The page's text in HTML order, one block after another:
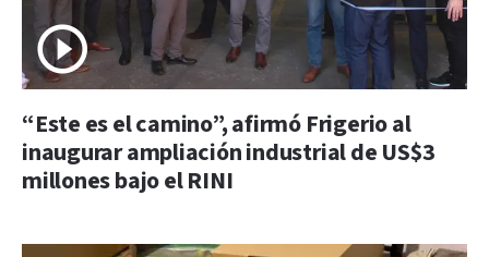
“Este es el camino”, afirmó Frigerio al
inaugurar ampliación industrial de US$3
millones bajo el RINI